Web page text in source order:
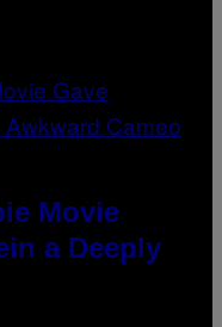
Movie
a Deeply